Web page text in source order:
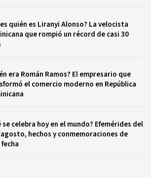
quién es Liranyi Alonso? La velocista
que rompió un récord de casi 30
era Román Ramos? El empresario que
el comercio moderno en República
se celebra hoy en el mundo? Efemérides del
hechos y conmemoraciones de